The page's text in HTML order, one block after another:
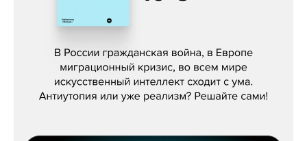
Константин Зарубин, «Наше сердце